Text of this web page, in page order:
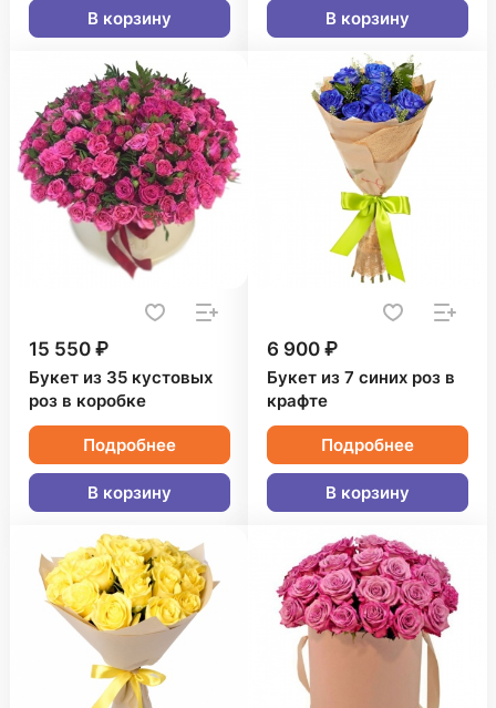
В корзину В корзину
15 550 ₽
Букет из 35 кустовых
роз в коробке
Подробнее
В корзину
6 900 ₽
Букет из 7 синих роз в
крафте
Подробнее
В корзину